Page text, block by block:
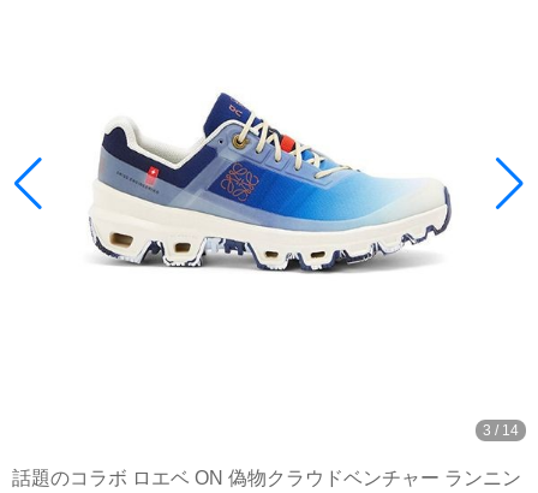
3 / 14
話題のコラボ ロエベ ON 偽物クラウドベンチャー ランニン